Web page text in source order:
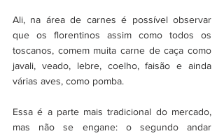
Ali, na área de carnes é possível observar
que os florentinos assim como todos os
toscanos, comem muita carne de caça como
javali, veado, lebre, coelho, faisão e ainda
várias aves, como pomba.
Essa é a parte mais tradicional do mercado,
mas não se engane: o segundo andar